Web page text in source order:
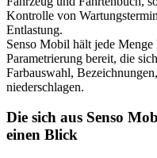
Kontrolle von
Entlastung.
Senso Mobil hält jede
Parametrierung bereit, die
Farbauswahl,
niederschlagen.
Die sich aus Senso
einen Blick